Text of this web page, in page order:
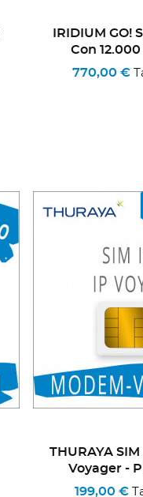
IRIDIUM GO!
Con
770,00 €
THURAYA
Voyager -
199,00 €